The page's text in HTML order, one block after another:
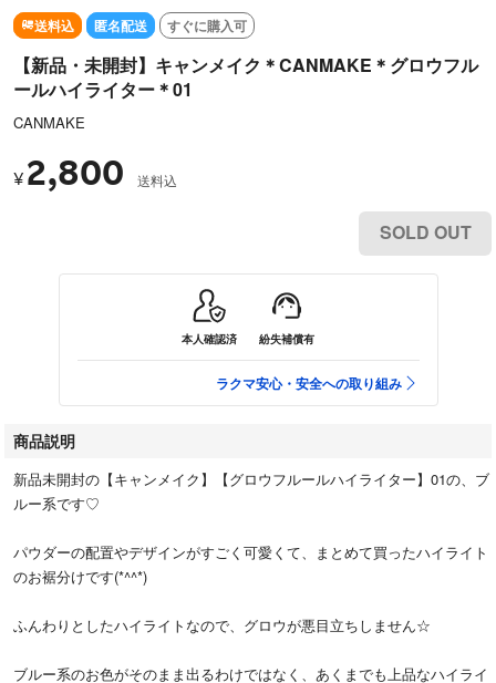
送料込 匿名配送 すぐに購入可
【新品・未開封】キャンメイク＊CANMAKE＊グロウフル
ールハイライター＊01
CANMAKE
¥ 2,800 送料込
SOLD OUT
本人確認済 紛失補償有
ラクマ安心・安全への取り組み
商品説明
新品未開封の【キャンメイク】【グロウフルールハイライター】01の、ブ
ルー系です♡
パウダーの配置やデザインがすごく可愛くて、まとめて買ったハイライト
のお裾分けです(*^^*)
ふんわりとしたハイライトなので、グロウが悪目立ちしません☆
ブルー系のお色がそのまま出るわけではなく、あくまでも上品なハイライ